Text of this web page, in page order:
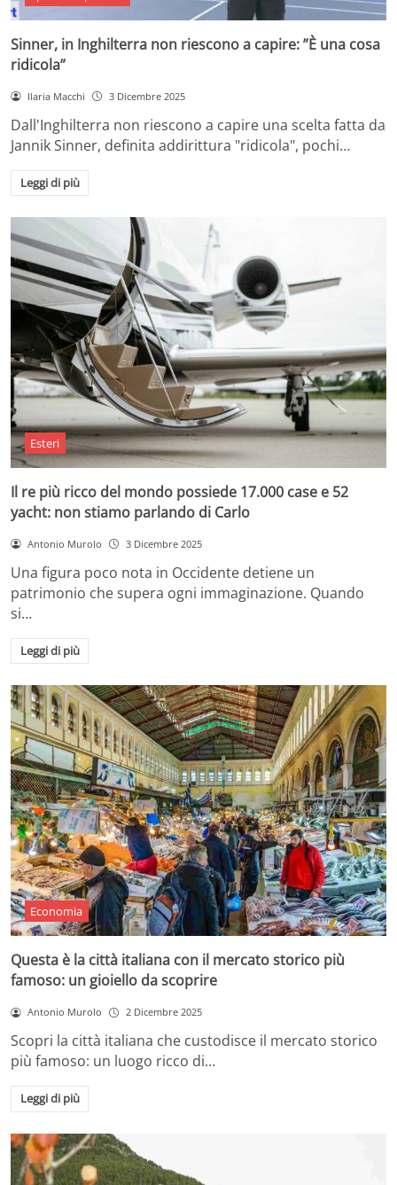
Sinner, in Inghilterra non riescono a capire: ”È una cosa
ridicola”
Ilaria Macchi 3 Dicembre 2025
Dall'Inghilterra non riescono a capire una scelta fatta da
Jannik Sinner, definita addirittura "ridicola", pochi…
Leggi di più
Esteri
Il re più ricco del mondo possiede 17.000 case e 52
yacht: non stiamo parlando di Carlo
Antonio Murolo 3 Dicembre 2025
Una figura poco nota in Occidente detiene un
patrimonio che supera ogni immaginazione. Quando
si…
Leggi di più
Economia
Questa è la città italiana con il mercato storico più
famoso: un gioiello da scoprire
Antonio Murolo 2 Dicembre 2025
Scopri la città italiana che custodisce il mercato storico
più famoso: un luogo ricco di…
Leggi di più